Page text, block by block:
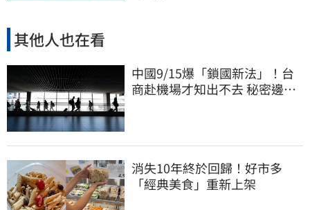
其他人也在看
中國9/15爆「鎖國新法」！台
商赴機場才知出不去 秘密邊控
消失10年終於回歸！好市多
「經典美食」重新上架